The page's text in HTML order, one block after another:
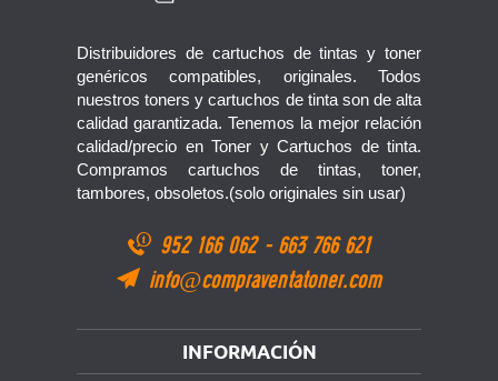
Distribuidores de cartuchos de tintas y toner
genéricos compatibles, originales. Todos
nuestros toners y cartuchos de tinta son de alta
calidad garantizada. Tenemos la mejor relación
calidad/precio en Toner y Cartuchos de tinta.
Compramos cartuchos de tintas, toner,
tambores, obsoletos.(solo originales sin usar)
952 166 062 - 663 766 621
info@compraventatoner.com
INFORMACIÓN